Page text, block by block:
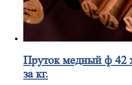
Прутокмедный ф 42
за кг.